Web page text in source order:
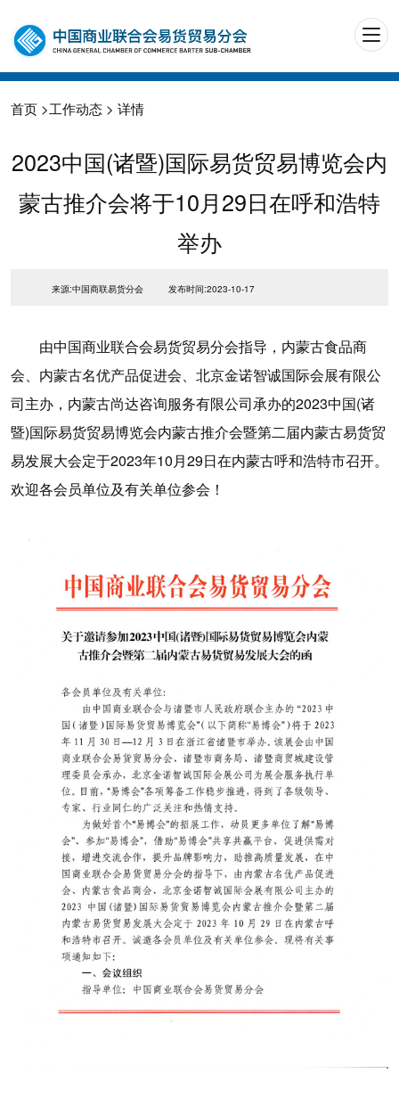
首页 >工作动态 > 详情
2023中国(诸暨)国际易货贸易博览会内
蒙古推介会将于10月29日在呼和浩特
举办
来源:中国商联易货分会 发布时间:2023-10-17
由中国商业联合会易货贸易分会指导，内蒙古食品商
会、内蒙古名优产品促进会、北京金诺智诚国际会展有限公
司主办，内蒙古尚达咨询服务有限公司承办的2023中国(诸
暨)国际易货贸易博览会内蒙古推介会暨第二届内蒙古易货贸
易发展大会定于2023年10月29日在内蒙古呼和浩特市召开。
欢迎各会员单位及有关单位参会！